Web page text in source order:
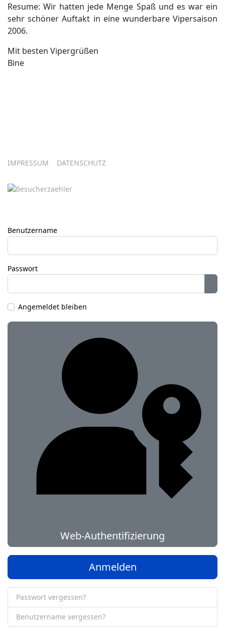
Resume: Wir hatten jede Menge Spaß und es war ein
sehr schöner Auftakt in eine wunderbare Vipersaison
2006.
Mit besten Vipergrüßen
Bine
IMPRESSUM DATENSCHUTZ
Benutzername
Passwort
Angemeldet bleiben
Web-Authentifizierung
Anmelden
Passwort vergessen?
Benutzername vergessen?